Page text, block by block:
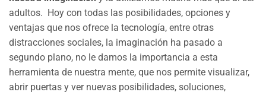
adultos. Hoy con todas las posibilidades, opciones y
ventajas que nos ofrece la tecnología, entre otras
distracciones sociales, la imaginación ha pasado a
segundo plano, no le damos la importancia a esta
herramienta de nuestra mente, que nos permite visualizar,
abrir puertas y ver nuevas posibilidades, soluciones,